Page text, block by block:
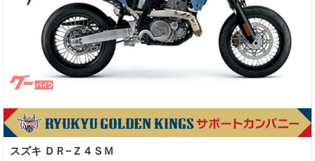
スズキ ＤＲ−Ｚ４ＳＭ